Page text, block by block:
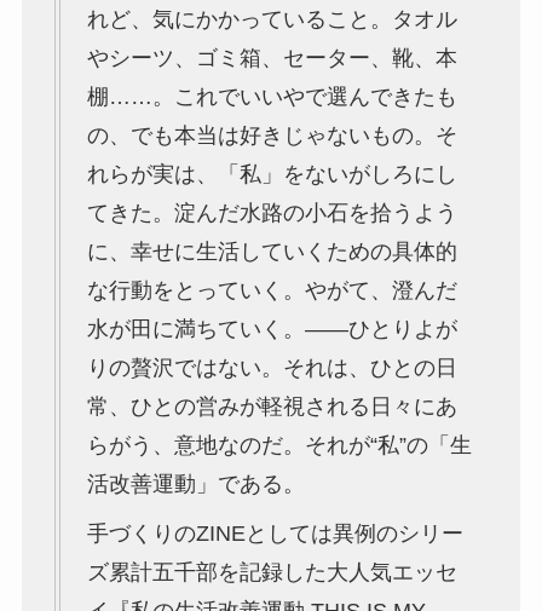
れど、気にかかっていること。タオル
やシーツ、ゴミ箱、セーター、靴、本
棚……。これでいいやで選んできたも
の、でも本当は好きじゃないもの。そ
れらが実は、「私」をないがしろにし
てきた。淀んだ水路の小石を拾うよう
に、幸せに生活していくための具体的
な行動をとっていく。やがて、澄んだ
水が田に満ちていく。――ひとりよが
りの贅沢ではない。それは、ひとの日
常、ひとの営みが軽視される日々にあ
らがう、意地なのだ。それが“私”の「生
活改善運動」である。
手づくりのZINEとしては異例のシリー
ズ累計五千部を記録した大人気エッセ